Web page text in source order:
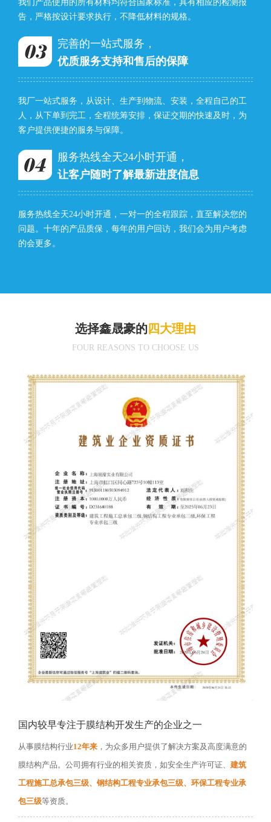
我们产品使用的所有材料均符合国家标准，具有相应的检测报
告，严格按设计要求执行，不降低材料的规格。
完善的一站式服务，
优质服务支持和售后的保障
我厂一站式服务，从设计、生产到物流、安装，全程自己的工
人，从下单到完工，全程统筹安排，保证交期的快速及时，为
客户提供便捷的服务与保障。
服务热线全天24小时开通，
让客户随时了解最新进度信息
服务热线全天24小时开通，一对一的全程跟踪，直至解决您的
问题。十年的产品质保，每年的用户回访，我们会为用户考虑
的会更多。
选择鑫晟豪的 四大理由
FOUR REASONS TO CHOOSE US
国内较早专注于膜结构开发生产的企业之一
从事膜结构行业12年来 ，为众多用户提供了解决方案及高度满意的
膜结构产品。公司拥有行业的相关资质，如安全生产许可证、 建筑
工程施工总承包三级、钢结构工程专业承包三级、环保工程专业承
包三级等资质。